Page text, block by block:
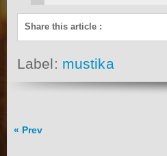
Share this article :
Label: mustika
« Prev